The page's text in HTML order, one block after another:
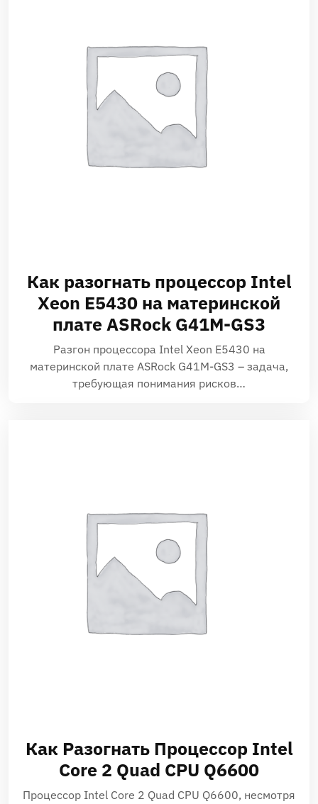
Как разогнать процессор Intel
Xeon E5430 на материнской
плате ASRock G41M-GS3
Разгон процессора Intel Xeon E5430 на
материнской плате ASRock G41M-GS3 – задача,
требующая понимания рисков…
Как Разогнать Процессор Intel
Core 2 Quad CPU Q6600
Процессор Intel Core 2 Quad CPU Q6600‚ несмотря